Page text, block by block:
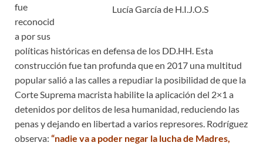
Lucía García de H.I.J.O.S
fue
reconocid
a por sus
políticas históricas en defensa de los DD.HH. Esta
construcción fue tan profunda que en 2017 una multitud
popular salió a las calles a repudiar la posibilidad de que la
Corte Suprema macrista habilite la aplicación del 2×1 a
detenidos por delitos de lesa humanidad, reduciendo las
penas y dejando en libertad a varios represores. Rodríguez
observa: “nadie va a poder negar la lucha de Madres,